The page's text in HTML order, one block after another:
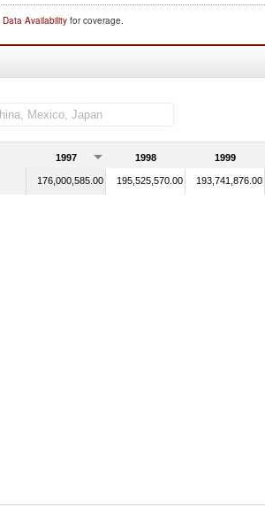
Data Availability for coverage.
1997 1998 1999
176,000,585.00 195,525,570.00 193,741,876.00